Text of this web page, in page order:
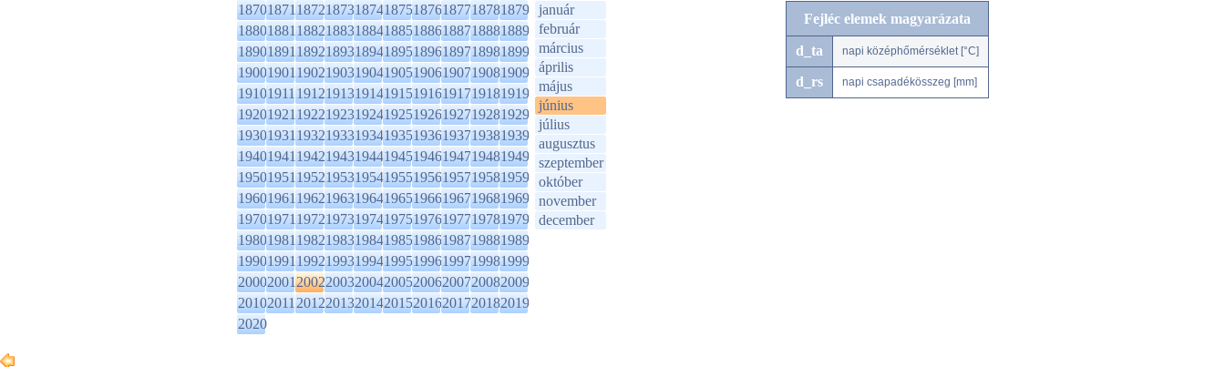
1870187118721873187418751876187718781879
1880188118821883188418851886188718881889
1890189118921893189418951896189718981899
1900190119021903190419051906190719081909
1910191119121913191419151916191719181919
1920192119221923192419251926192719281929
1930193119321933193419351936193719381939
1940194119421943194419451946194719481949
1950195119521953195419551956195719581959
1960196119621963196419651966196719681969
1970197119721973197419751976197719781979
1980198119821983198419851986198719881989
1990199119921993199419951996199719981999
2000200120022003200420052006200720082009
2010201120122013201420152016201720182019
2020
január
február
március
április
május
június
július
augusztus
szeptember
október
november
december
Fejléc elemek magyarázata
d_ta napi középhőmérséklet [°C]
d_rs napi csapadékösszeg [mm]